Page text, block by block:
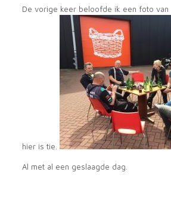
De vorige keer beloofde ik een foto van
hier is tie.
Al met al een geslaagde dag.